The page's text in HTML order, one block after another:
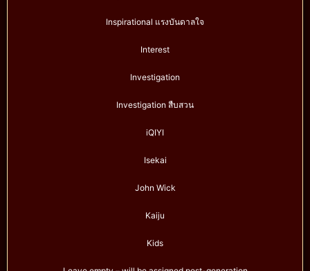
Inspirational แรงบันดาลใจ
Interest
Investigation
Investigation สืบสวน
iQIYI
Isekai
John Wick
Kaiju
Kids